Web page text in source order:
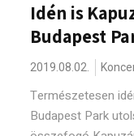
Idén is
Budapest
2019.08.02.
Természetesen
Budapest Park